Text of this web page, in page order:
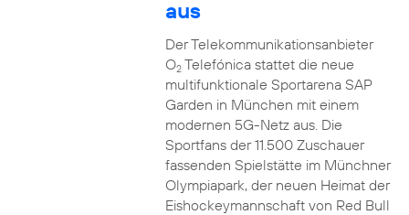
aus
Der Telekommunikationsanbieter
O2Telefónica stattet die neue
multifunktionale Sportarena SAP
Garden in München mit einem
modernen 5G-Netz aus. Die
Sportfans der 11.500 Zuschauer
fassenden Spielstätte im Münchner
Olympiapark, der neuen Heimat der
Eishockeymannschaft von Red Bull